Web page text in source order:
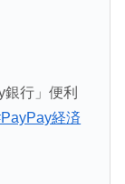
行」便利
経済